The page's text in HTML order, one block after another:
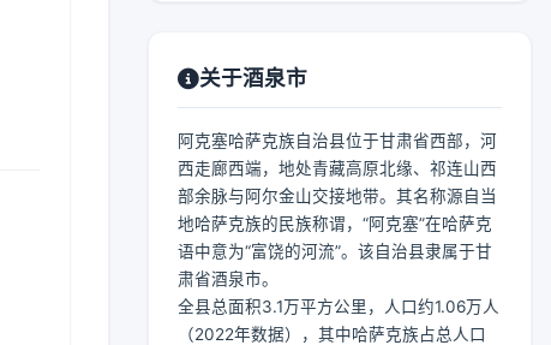
关于酒泉市
阿克塞哈萨克族自治县位于甘肃省西部，河
西走廊西端，地处青藏高原北缘、祁连山西
部余脉与阿尔金山交接地带。其名称源自当
地哈萨克族的民族称谓，“阿克塞”在哈萨克
语中意为“富饶的河流”。该自治县隶属于甘
肃省酒泉市。
全县总面积3.1万平方公里，人口约1.06万人
（2022年数据），其中哈萨克族占总人口